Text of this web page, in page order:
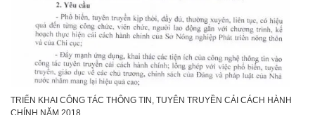
TRIỂN KHAI CÔNG TÁC THÔNG TIN, TUYÊN TRUYỀN CẢI CÁCH HÀNH
CHÍNH NĂM 2018